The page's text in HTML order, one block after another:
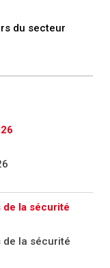
du secteur
de la sécurité
de la sécurité